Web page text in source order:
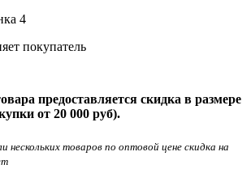
покупатель
предоставляется скидка в размере
от 20 000 руб).
нескольких товаров по оптовой цене скидка на